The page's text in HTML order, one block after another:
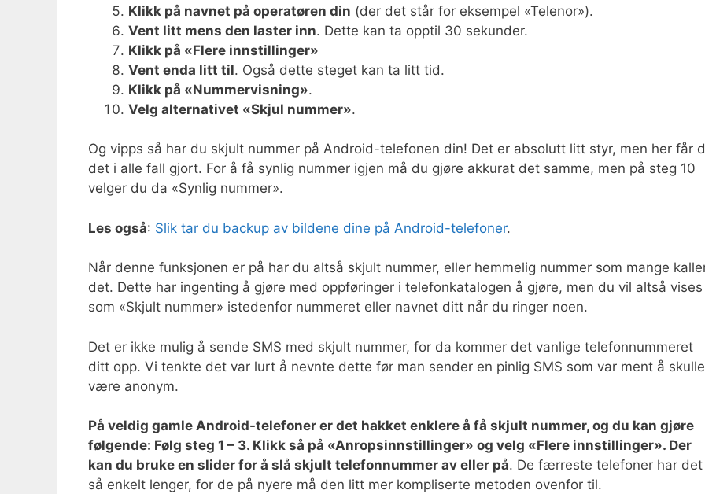
Klikk på navnet på operatøren din (der det står for eksempel «Telenor»).
Vent litt mens den laster inn. Dette kan ta opptil 30 sekunder.
Klikk på «Flere innstillinger»
Vent enda litt til. Også dette steget kan ta litt tid.
Klikk på «Nummervisning».
Velg alternativet «Skjul nummer».
Og vipps så har du skjult nummer på Android-telefonen din! Det er absolutt litt styr, men her får
det i alle fall gjort. For å få synlig nummer igjen må du gjøre akkurat det samme, men på steg 10
velger du da «Synlig nummer».
Les også: Slik tar du backup av bildene dine på Android-telefoner.
Når denne funksjonen er på har du altså skjult nummer, eller hemmelig nummer som mange
det. Dette har ingenting å gjøre med oppføringer i telefonkatalogen å gjøre, men du vil altså vises
som «Skjult nummer» istedenfor nummeret eller navnet ditt når du ringer noen.
Det er ikke mulig å sende SMS med skjult nummer, for da kommer det vanlige telefonnummeret
ditt opp. Vi tenkte det var lurt å nevnte dette før man sender en pinlig SMS som var ment å skulle
være anonym.
På veldig gamle Android-telefoner er det hakket enklere å få skjult nummer, og du kan gjøre
følgende: Følg steg 1 – 3. Klikk så på «Anropsinnstillinger» og velg «Flere innstillinger». Der
kan du bruke en slider for å slå skjult telefonnummer av eller på. De færreste telefoner har det
så enkelt lenger, for de på nyere må den litt mer kompliserte metoden ovenfor til.